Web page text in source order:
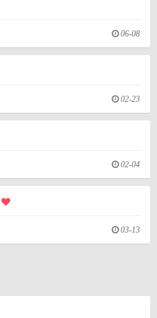
06-08
02-23
02-04
03-13